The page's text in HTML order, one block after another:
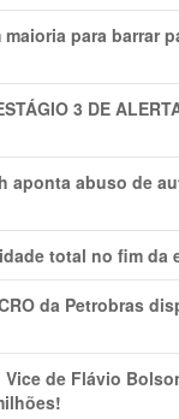
para barrar
3 DE
aponta abuso de
total no fim da
da Petrobras
Vice de Flávio